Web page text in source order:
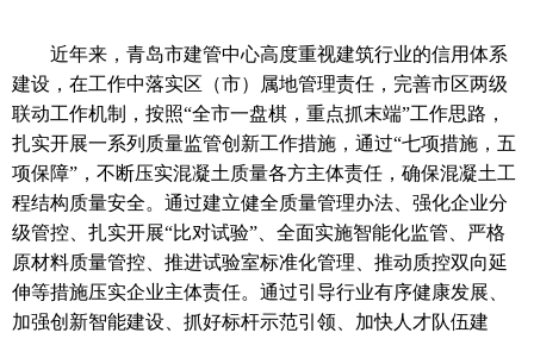
近年来，青岛市建管中心高度重视建筑行业的信用体系
建设，在工作中落实区（市）属地管理责任，完善市区两级
联动工作机制，按照“全市一盘棋，重点抓末端”工作思路，
扎实开展一系列质量监管创新工作措施，通过“七项措施，五
项保障”，不断压实混凝土质量各方主体责任，确保混凝土工
程结构质量安全。通过建立健全质量管理办法、强化企业分
级管控、扎实开展“比对试验”、全面实施智能化监管、严格
原材料质量管控、推进试验室标准化管理、推动质控双向延
伸等措施压实企业主体责任。通过引导行业有序健康发展、
加强创新智能建设、抓好标杆示范引领、加快人才队伍建